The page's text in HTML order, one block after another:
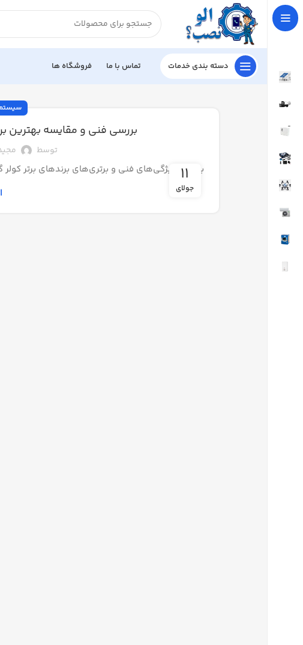
دسته بندی خدمات تماس با ما فروشگاه ها
11
جولای
بررسی فنی و مقایسه بهترین
توسط
بررسی ویژگی‌های فنی و برتری‌های برندهای برتر کولر